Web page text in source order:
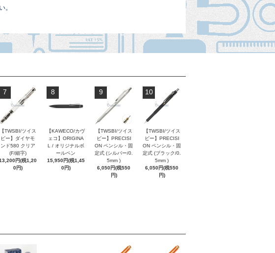
。
7
【TWSBI/ツイス
ビー】ダイヤモ
ンド580 クリア
(F/細字)
円(税1,20
0円)
8
【KAWECO/カヴ
ェコ】ORIGINA
L / オリジナルボ
ールペン
15,950円(税1,45
0円)
9
【TWSBI/ツイス
ビー】PRECISI
ON ペンシル・固
定式 (シルバー/0.
5mm )
6,050円(税550
円)
10
【TWSBI/ツイス
ビー】PRECISI
ON ペンシル・固
定式 (ブラック/0.
5mm )
6,050円(税550
円)